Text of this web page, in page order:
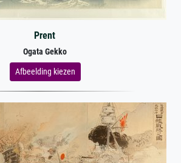
Prent
Ogata Gekko
Afbeelding kiezen